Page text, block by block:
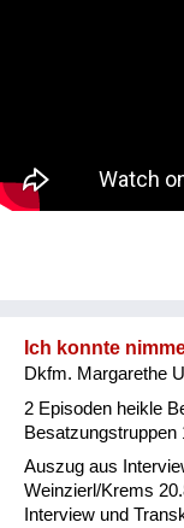
Ich konnte
Dkfm. Margarethe
2 Episoden heikle
Besatzungstruppen
Auszug aus
Weinzierl/Krems
Interview und